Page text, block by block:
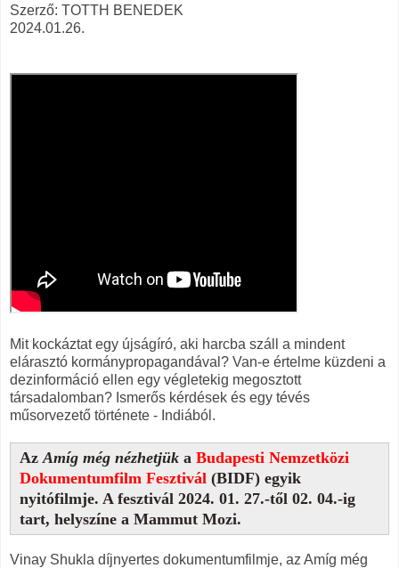
Szerző: TOTTH BENEDEK
2024.01.26.
Mit kockáztat egy újságíró, aki harcba száll a mindent
elárasztó kormánypropagandával? Van-e értelme küzdeni a
dezinformáció ellen egy végletekig megosztott
társadalomban? Ismerős kérdések és egy tévés
műsorvezető története - Indiából.
Az Amíg még nézhetjük a Budapesti Nemzetközi
Dokumentumfilm Fesztivál (BIDF) egyik
nyitófilmje. A fesztivál 2024. 01. 27.-től 02. 04.-ig
tart, helyszíne a Mammut Mozi.
Vinay Shukla díjnyertes dokumentumfilmje, az Amíg még